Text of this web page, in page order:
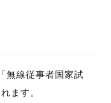
無線従事者国家試
ます。